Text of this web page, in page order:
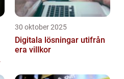
30 oktober 2025
Digitala lösningar utifrån
era villkor